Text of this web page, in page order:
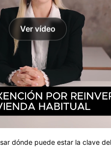
Ver vídeo
dónde puede estar la clave